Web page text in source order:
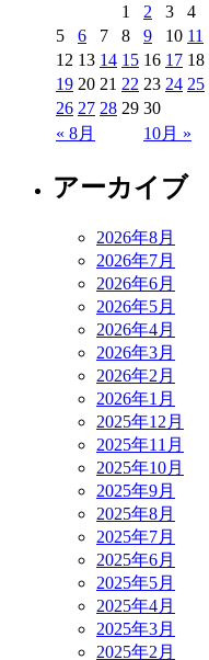
« 8月 10月 »
1 2 3
4
5
6 7 8 9 10 11
12 13 14 15 16 17 18
19 20 21 22 23 24 25
26 27 28 29 30
アーカイブ
2026年8月
2026年7月
2026年6月
2026年5月
2026年4月
2026年3月
2026年2月
2026年1月
2025年12月
2025年11月
2025年10月
2025年9月
2025年8月
2025年7月
2025年6月
2025年5月
2025年4月
2025年3月
2025年2月